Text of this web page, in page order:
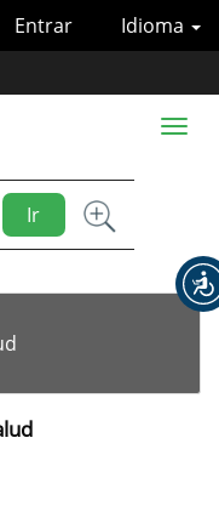
Idioma
Entrar
Ir
Toggle